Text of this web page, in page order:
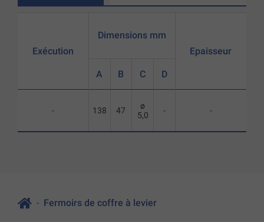
Exécution
-
Dimensions mm
A B C D
138 47
ø
5,0
-
Epaisseur
-
Fermoirs de coffre à levier